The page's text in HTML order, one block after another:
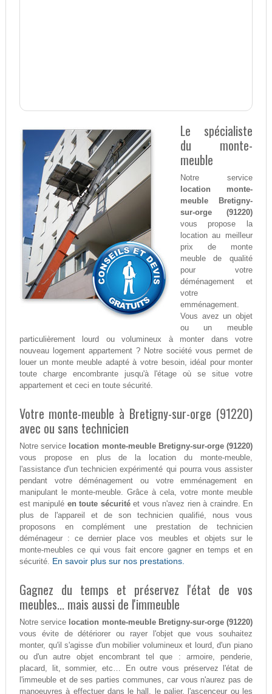
Le spécialiste
du monte-
meuble
Notre service
location monte-
meuble Bretigny-
sur-orge (91220)
vous propose la
location au meilleur
prix de monte
meuble de qualité
pour votre
déménagement et
votre
emménagement.
Vous avez un objet
ou un meuble
particulièrement lourd ou volumineux à monter dans votre
nouveau logement appartement ? Notre société vous permet de
louer un monte meuble adapté à votre besoin, idéal pour monter
toute charge encombrante jusqu'à l'étage où se situe votre
appartement et ceci en toute sécurité.
Votre monte-meuble à Bretigny-sur-orge (91220)
avec ou sans technicien
Notre service location monte-meuble Bretigny-sur-orge (91220)
vous propose en plus de la location du monte-meuble,
l'assistance d'un technicien expérimenté qui pourra vous assister
pendant votre déménagement ou votre emménagement en
manipulant le monte-meuble. Grâce à cela, votre monte meuble
est manipulé en toute sécuritéet vous n'avez rien à craindre. En
plus de l'appareil et de son technicien qualifié, nous vous
proposons en complément une prestation de technicien
déménageur : ce dernier place vos meubles et objets sur le
monte-meubles ce qui vous fait encore gagner en temps et en
sécurité. En savoir plus sur nos prestations.
Gagnez du temps et préservez l'état de vos
meubles... mais aussi de l'immeuble
Notre service location monte-meuble Bretigny-sur-orge (91220)
vous évite de détériorer ou rayer l'objet que vous souhaitez
monter, qu'il s'agisse d'un mobilier volumineux et lourd, d'un piano
ou d'un autre objet encombrant tel que : armoire, penderie,
placard, lit, sommier, etc… En outre vous préservez l'état de
l'immeuble et de ses parties communes, car vous n'aurez pas de
manoeuvres à effectuer dans le hall, le palier, l'ascenceur ou les